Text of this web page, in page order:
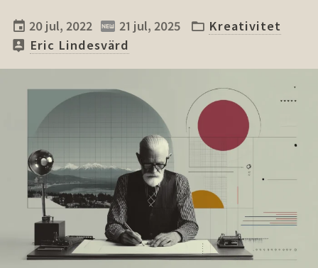
20 jul, 2022 21 jul, 2025
Kreativitet
Eric Lindesvärd